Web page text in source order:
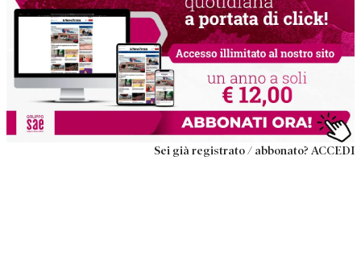
Sei già registrato / abbonato? ACCEDI